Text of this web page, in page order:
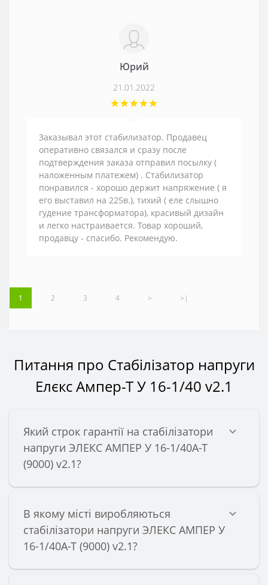
Юрий
21.01.2022
Заказывал этот стабилизатор. Продавец
оперативно связался и сразу после
подтверждения заказа отправил посылку (
наложенным платежем) . Стабилизатор
понравился - хорошо держит напряжение ( я
его выставил на 225в.), тихий ( еле слышно
гудение трансформатора), красивый дизайн
и легко настраивается. Товар хороший,
продавцу - спасибо. Рекомендую.
1 2 3 4 > >|
Питання про Стабілізатор напруги
Елєкс Ампер-Т У 16-1/40 v2.1
Який строк гарантії на стабілізатори
напруги ЭЛЕКС АМПЕР У 16-1/40А-Т
(9000) v2.1?
В якому місті виробляються
стабілізатори напруги ЭЛЕКС АМПЕР У
16-1/40А-Т (9000) v2.1?